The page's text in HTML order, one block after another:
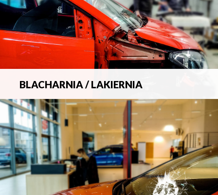
BLACHARNIA / LAKIERNIA
Kompleksowa obsługa wszelkich napraw
blacharsko-lakierniczych.